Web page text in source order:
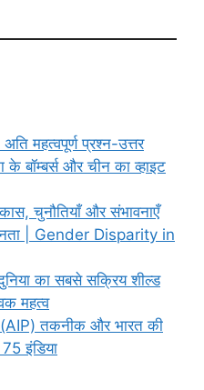
महत्वपूर्ण प्रश्न-उत्तर
के बॉम्बर्स और चीन का व्हाइट
चुनौतियाँ और संभावनाएँ
| Gender Disparity in
का सबसे सक्रिय शील्ड
महत्व
(AIP) तकनीक और भारत की
इंडिया